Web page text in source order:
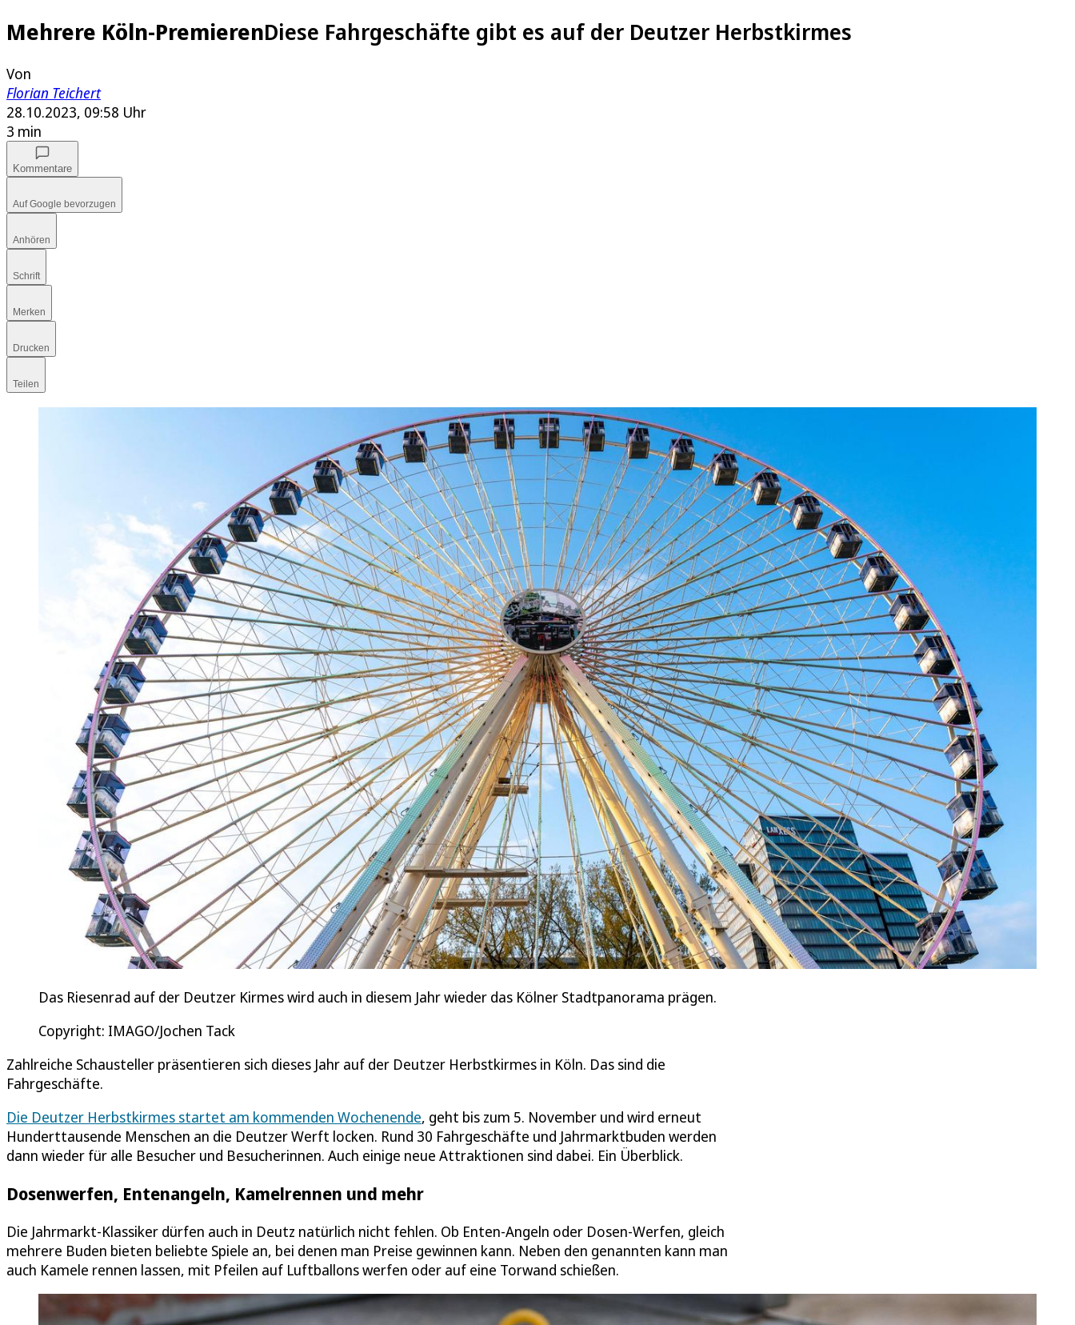
Mehrere Köln-PremierenDiese Fahrgeschäfte gibt es auf der Deutzer Herbstkirmes
Von
Florian Teichert
28.10.2023, 09:58 Uhr
3 min
Kommentare
Auf Google bevorzugen
Anhören
Schrift
Merken
Drucken
Teilen
Das Riesenrad auf der Deutzer Kirmes wird auch in diesem Jahr wieder das Kölner Stadtpanorama prägen.
Copyright: IMAGO/Jochen Tack
Zahlreiche Schausteller präsentieren sich dieses Jahr auf der Deutzer Herbstkirmes in Köln. Das sind die
Fahrgeschäfte.
Die Deutzer Herbstkirmes startet am kommenden Wochenende, geht bis zum 5. November und wird erneut
Hunderttausende Menschen an die Deutzer Werft locken. Rund 30 Fahrgeschäfte und Jahrmarktbuden werden
dann wieder für alle Besucher und Besucherinnen. Auch einige neue Attraktionen sind dabei. Ein Überblick.
Dosenwerfen, Entenangeln, Kamelrennen und mehr
Die Jahrmarkt-Klassiker dürfen auch in Deutz natürlich nicht fehlen. Ob Enten-Angeln oder Dosen-Werfen, gleich
mehrere Buden bieten beliebte Spiele an, bei denen man Preise gewinnen kann. Neben den genannten kann man
auch Kamele rennen lassen, mit Pfeilen auf Luftballons werfen oder auf eine Torwand schießen.